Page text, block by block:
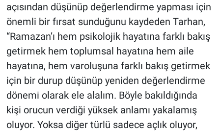
açısından düşünüp değerlendirme yapması için
önemli bir fırsat sunduğunu kaydeden Tarhan,
“Ramazan’ı hem psikolojik hayatına farklı bakış
getirmek hem toplumsal hayatına hem aile
hayatına, hem varoluşuna farklı bakış getirmek
için bir durup düşünüp yeniden değerlendirme
dönemi olarak ele alalım. Böyle bakıldığında
kişi orucun verdiği yüksek anlamı yakalamış
oluyor. Yoksa diğer türlü sadece açlık oluyor,